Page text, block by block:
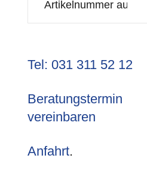
Tel: 031 311 52 12
Beratungstermin
vereinbaren
Anfahrt.